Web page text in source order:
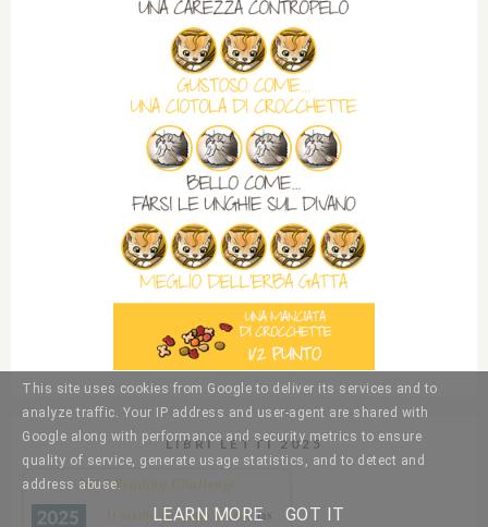
LIBRI LETTI 2025
2025 Reading Challenge
Il salotto del gatto libraiohas
This site uses cookies from Google to deliver its services and to
analyze traffic. Your IP address and user-agent are shared with
Google along with performance and security metrics to ensure
quality of service, generate usage statistics, and to detect and
address abuse.
LEARN MORE GOT IT